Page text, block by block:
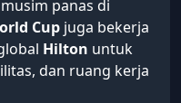
panas di
Cup juga bekerja
Hilton untuk
dan ruang kerja